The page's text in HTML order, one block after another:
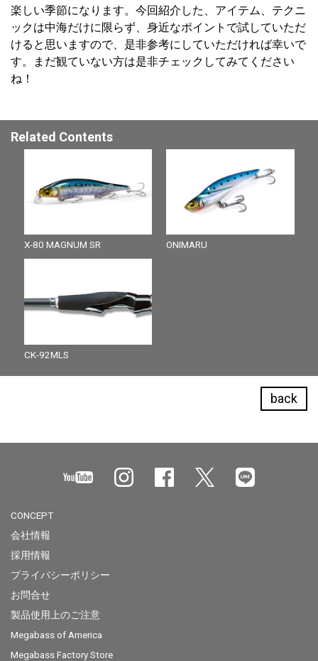
楽しい季節になります。今回紹介した、アイテム、テクニ
ックは中海だけに限らず、身近なポイントで試していただ
けると思いますので、是非参考にしていただければ幸いで
す。まだ観ていない方は是非チェックしてみてください
ね！
Related Contents
X-80 MAGNUM SR ONIMARU
CK-92MLS
back
CONCEPT
会社情報
採用情報
プライバシーポリシー
お問合せ
製品使用上のご注意
Megabass of America
Megabass Factory Store